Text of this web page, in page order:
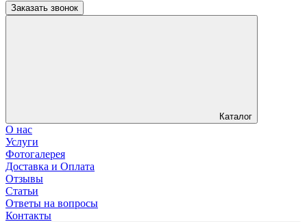
Заказать звонок
Каталог
О нас
Услуги
Фотогалерея
Доставка и Оплата
Отзывы
Статьи
Ответы на вопросы
Контакты